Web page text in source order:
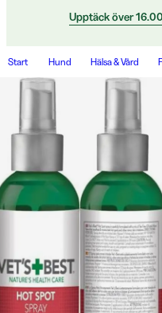
Upptäck över
Start Hund Hälsa & Vård